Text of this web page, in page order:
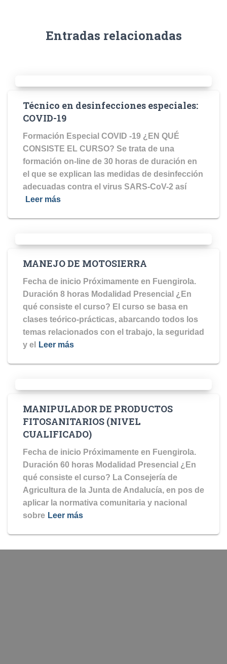
Entradas relacionadas
Técnico en desinfecciones especiales:
COVID-19
Formación Especial COVID -19 ¿EN QUÉ
CONSISTE EL CURSO? Se trata de una
formación on-line de 30 horas de duración en
el que se explican las medidas de desinfección
adecuadas contra el virus SARS-CoV-2 así
Leer más
MANEJO DE MOTOSIERRA
Fecha de inicio Próximamente en Fuengirola.
Duración 8 horas Modalidad Presencial ¿En
qué consiste el curso? El curso se basa en
clases teórico-prácticas, abarcando todos los
temas relacionados con el trabajo, la seguridad
y el
Leer más
MANIPULADOR DE PRODUCTOS
FITOSANITARIOS (NIVEL
CUALIFICADO)
Fecha de inicio Próximamente en Fuengirola.
Duración 60 horas Modalidad Presencial ¿En
qué consiste el curso? La Consejería de
Agricultura de la Junta de Andalucía, en pos de
aplicar la normativa comunitaria y nacional
sobre Leer más